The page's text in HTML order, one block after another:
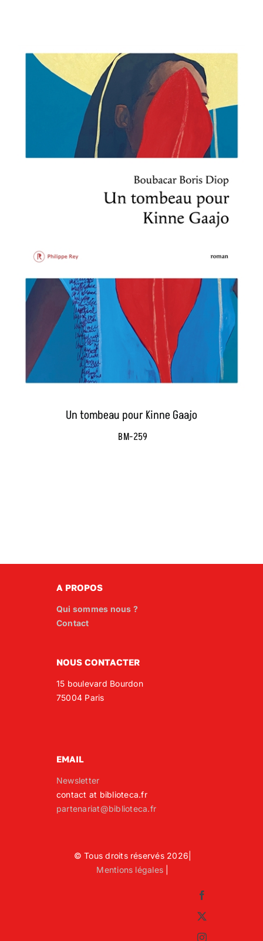
Un tombeau pour Kinne Gaajo
BM-259
A PROPOS
Qui sommes nous ?
Contact
NOUS CONTACTER
15 boulevard Bourdon
75004 Paris
EMAIL
Newsletter
contact at biblioteca.fr
partenariat@biblioteca.fr
© Tous droits réservés 2026|
Mentions légales